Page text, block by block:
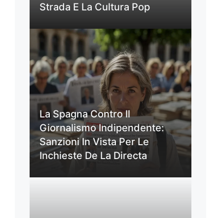
Strada E La Cultura Pop
La Spagna Contro Il
Giornalismo Indipendente:
Sanzioni In Vista Per Le
Inchieste De La Directa